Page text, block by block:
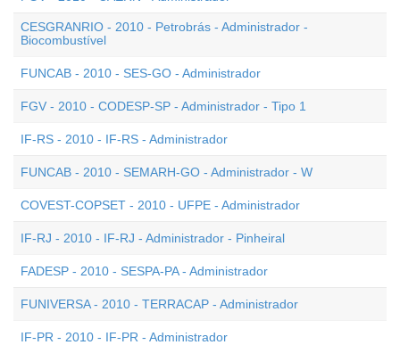
CESGRANRIO - 2010 - Petrobrás - Administrador -
Biocombustível
FUNCAB - 2010 - SES-GO - Administrador
FGV - 2010 - CODESP-SP - Administrador - Tipo 1
IF-RS - 2010 - IF-RS - Administrador
FUNCAB - 2010 - SEMARH-GO - Administrador - W
COVEST-COPSET - 2010 - UFPE - Administrador
IF-RJ - 2010 - IF-RJ - Administrador - Pinheiral
FADESP - 2010 - SESPA-PA - Administrador
FUNIVERSA - 2010 - TERRACAP - Administrador
IF-PR - 2010 - IF-PR - Administrador